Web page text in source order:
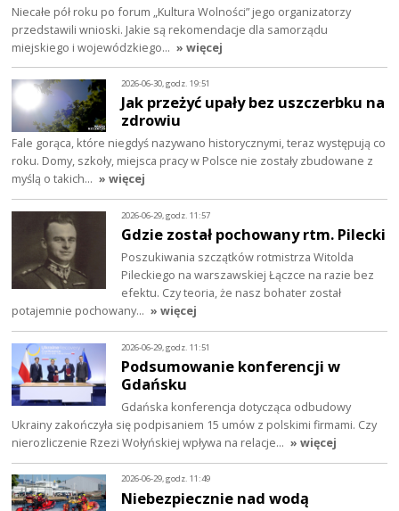
Niecałe pół roku po forum „Kultura Wolności” jego organizatorzy
przedstawili wnioski. Jakie są rekomendacje dla samorządu
miejskiego i wojewódzkiego… » więcej
2026-06-30, godz. 19:51
Jak przeżyć upały bez uszczerbku na
zdrowiu
Fale gorąca, które niegdyś nazywano historycznymi, teraz występują co
roku. Domy, szkoły, miejsca pracy w Polsce nie zostały zbudowane z
myślą o takich… » więcej
2026-06-29, godz. 11:57
Gdzie został pochowany rtm. Pilecki
Poszukiwania szczątków rotmistrza Witolda
Pileckiego na warszawskiej Łączce na razie bez
efektu. Czy teoria, że nasz bohater został
potajemnie pochowany… » więcej
2026-06-29, godz. 11:51
Podsumowanie konferencji w
Gdańsku
Gdańska konferencja dotycząca odbudowy
Ukrainy zakończyła się podpisaniem 15 umów z polskimi firmami. Czy
nierozliczenie Rzezi Wołyńskiej wpływa na relacje… » więcej
2026-06-29, godz. 11:49
Niebezpiecznie nad wodą